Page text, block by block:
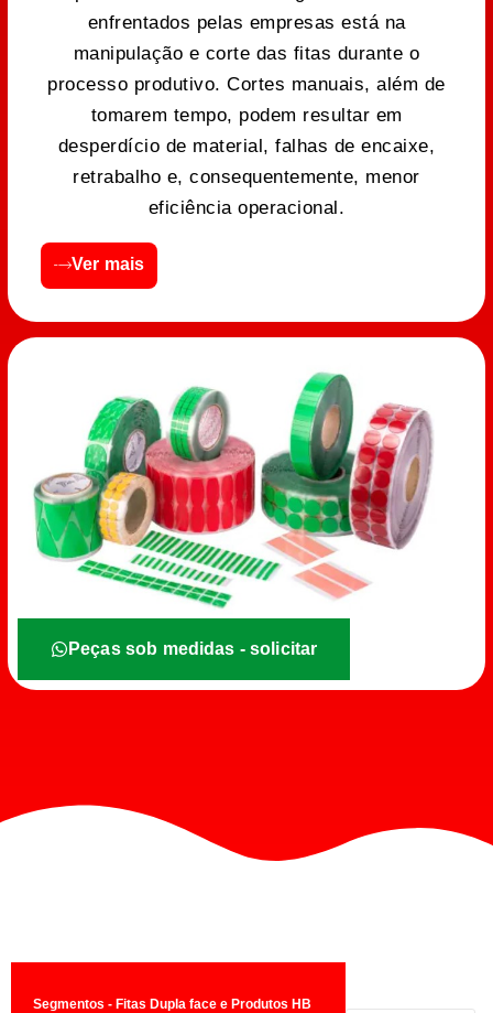
enfrentados pelas empresas está na
manipulação e corte das fitas durante o
processo produtivo. Cortes manuais, além de
tomarem tempo, podem resultar em
desperdício de material, falhas de encaixe,
retrabalho e, consequentemente, menor
eficiência operacional.
Ver mais
Peças sob medidas - solicitar
Segmentos - Fitas Dupla face e Produtos HB